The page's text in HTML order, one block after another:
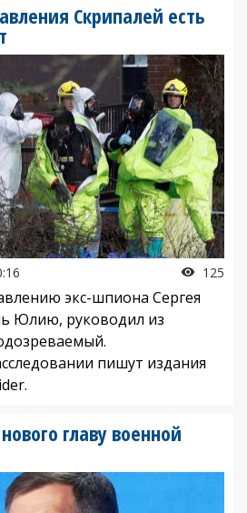
Скрипалей есть
125
экс-шпиона Сергея
Юлию, руководил из
пишут издания
главу военной